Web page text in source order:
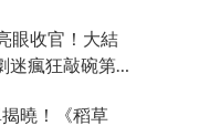
眼收官！大結
迷瘋狂敲碗第
曉！《稻草